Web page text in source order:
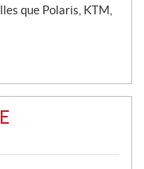
que Polaris, KTM,